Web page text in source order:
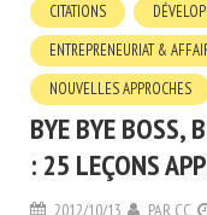
CITATIONS
ENTREPRENEURIAT &
NOUVELLES APPROCHES
BYE BYE BOSS,
: 25 LEÇONS
2012/10/13 PAR CC